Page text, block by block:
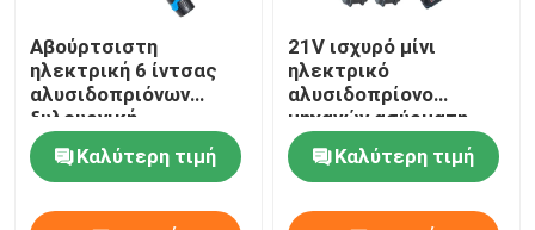
Επικοινωνήστε μαζί μας
Ζητήστε μια προσφορά
Αβούρτσιστη
ηλεκτρική 6 ίντσας
αλυσιδοπριόνων
ξυλουργική
μπαταριών λι ιονική
Καλύτερη τιμή
21V ισχυρό μίνι
ηλεκτρικό
αλυσιδοπρίονο
μηχανών ασύρματη
δύναμη 4 ίντσας
Καλύτερη τιμή